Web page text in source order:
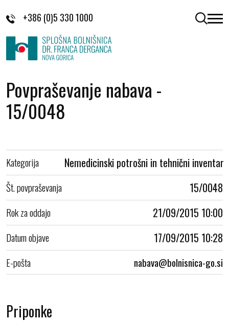
+386 (0)5 330 1000 odpri
Povpraševanje nabava -
15/0048
Kategorija Nemedicinski potrošni in tehnični inventar
Št. povpraševanja 15/0048
Rok za oddajo 21/09/2015 10:00
Datum objave 17/09/2015 10:28
E-pošta
Priponke